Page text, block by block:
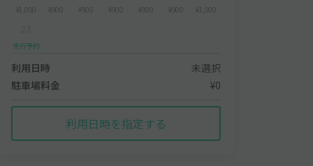
¥1,000 ¥900 ¥900 ¥900 ¥900 ¥900 ¥1,000
先行予約
利用日時
未選択
駐車場料金
¥0
利用日時を指定する